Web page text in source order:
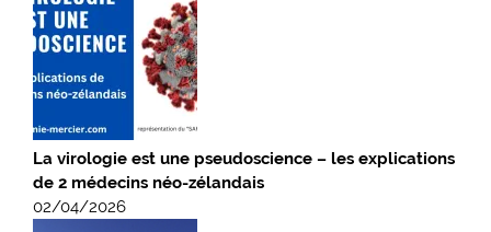
La virologie est une pseudoscience – les explications
de 2 médecins néo-zélandais
02/04/2026